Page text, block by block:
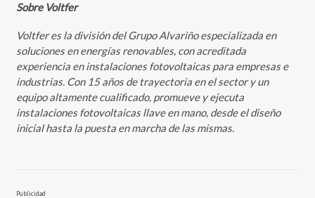
Sobre Voltfer
Voltfer es la división del Grupo Alvariño especializada en
soluciones en energías renovables, con acreditada
experiencia en instalaciones fotovoltaicas para empresas e
industrias. Con 15 años de trayectoria en el sector y un
equipo altamente cualificado, promueve y ejecuta
instalaciones fotovoltaicas llave en mano, desde el diseño
inicial hasta la puesta en marcha de las mismas.
Publicidad